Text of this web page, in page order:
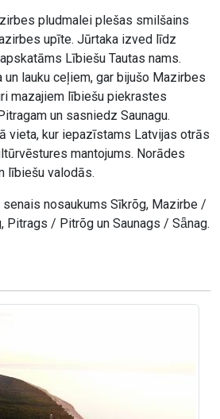
pludmalei plešas smilšains
upīte. Jūrtaka izved līdz
Lībiešu Tautas nams.
lauku ceļiem, gar bijušo Mazirbes
mazajiem lībiešu piekrastes
un sasniedz Saunagu.
vieta, kur iepazīstams Latvijas otrās
mantojums. Norādes
lībiešu valodās.
nosaukums Sīkrõg, Mazirbe /
Pitrags / Pitrõg un Saunags / Sǟnag.